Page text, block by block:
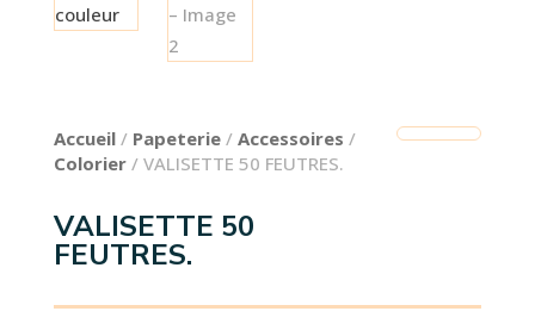
Accueil/ Papeterie/ Accessoires /
Colorier/ VALISETTE 50 FEUTRES.
VALISETTE 50
FEUTRES.